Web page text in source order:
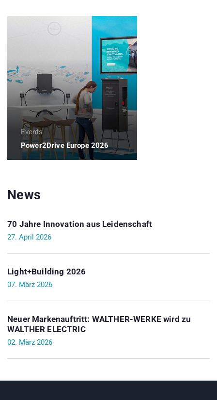
Events
Power2Drive Europe 2026
News
70 Jahre Innovation aus Leidenschaft
27. April 2026
Light+Building 2026
07. März 2026
Neuer Markenauftritt: WALTHER-WERKE wird zu
WALTHER ELECTRIC
02. März 2026